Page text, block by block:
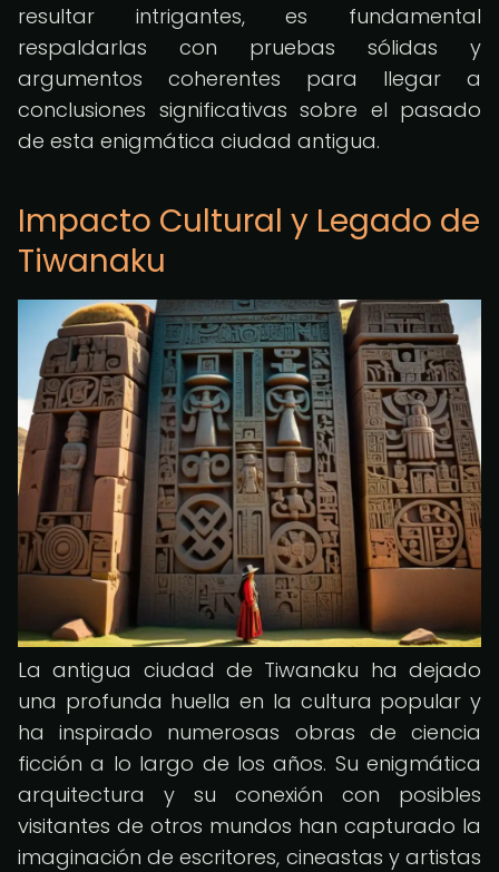
resultar intrigantes, es fundamental
respaldarlas con pruebas sólidas y
argumentos coherentes para llegar a
conclusiones significativas sobre el pasado
de esta enigmática ciudad antigua.
Impacto Cultural y Legado de
Tiwanaku
La antigua ciudad de Tiwanaku ha dejado
una profunda huella en la cultura popular y
ha inspirado numerosas obras de ciencia
ficción a lo largo de los años. Su enigmática
arquitectura y su conexión con posibles
visitantes de otros mundos han capturado la
imaginación de escritores, cineastas y artistas